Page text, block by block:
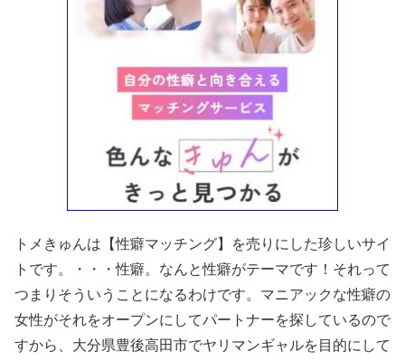
トメきゅんは【性癖マッチング】を売りにした珍しいサイ
トです。・・・性癖。なんと性癖がテーマです！それって
つまりそういうことになるわけです。マニアックな性癖の
女性がそれをオープンにしてパートナーを探しているので
すから、大分県豊後高田市でヤリマンギャルを目的にして